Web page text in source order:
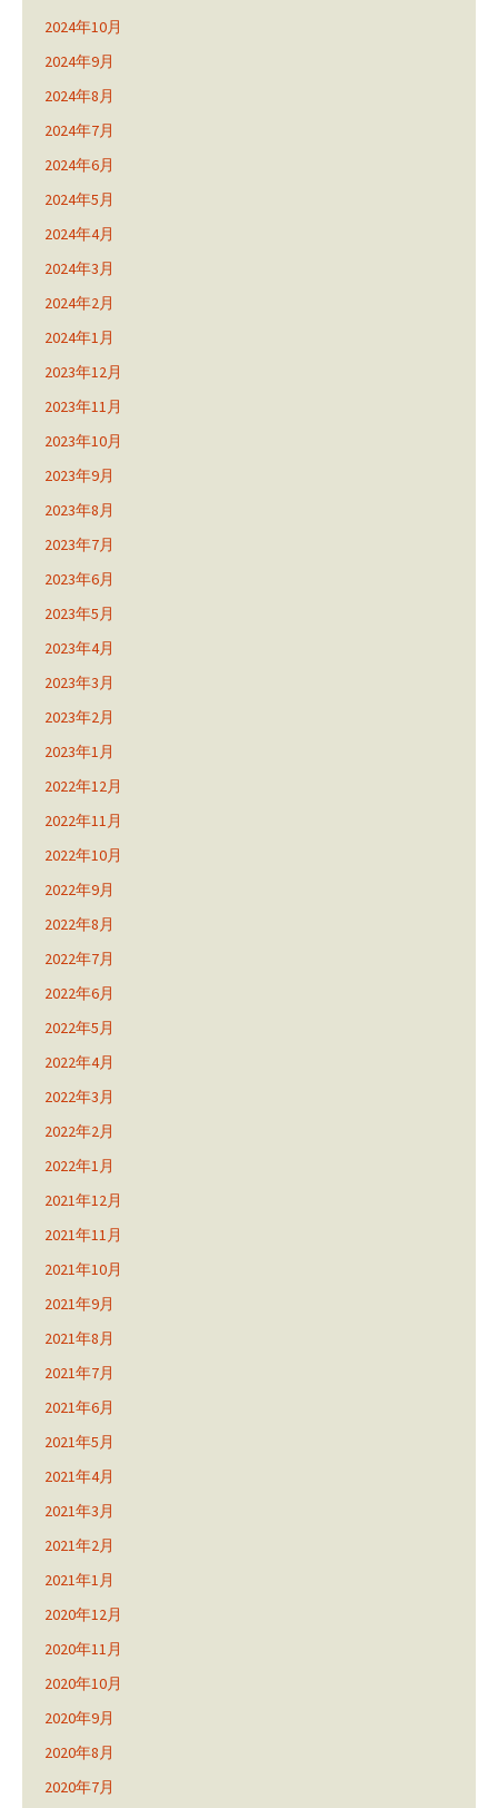
2024年10月
2024年9月
2024年8月
2024年7月
2024年6月
2024年5月
2024年4月
2024年3月
2024年2月
2024年1月
2023年12月
2023年11月
2023年10月
2023年9月
2023年8月
2023年7月
2023年6月
2023年5月
2023年4月
2023年3月
2023年2月
2023年1月
2022年12月
2022年11月
2022年10月
2022年9月
2022年8月
2022年7月
2022年6月
2022年5月
2022年4月
2022年3月
2022年2月
2022年1月
2021年12月
2021年11月
2021年10月
2021年9月
2021年8月
2021年7月
2021年6月
2021年5月
2021年4月
2021年3月
2021年2月
2021年1月
2020年12月
2020年11月
2020年10月
2020年9月
2020年8月
2020年7月